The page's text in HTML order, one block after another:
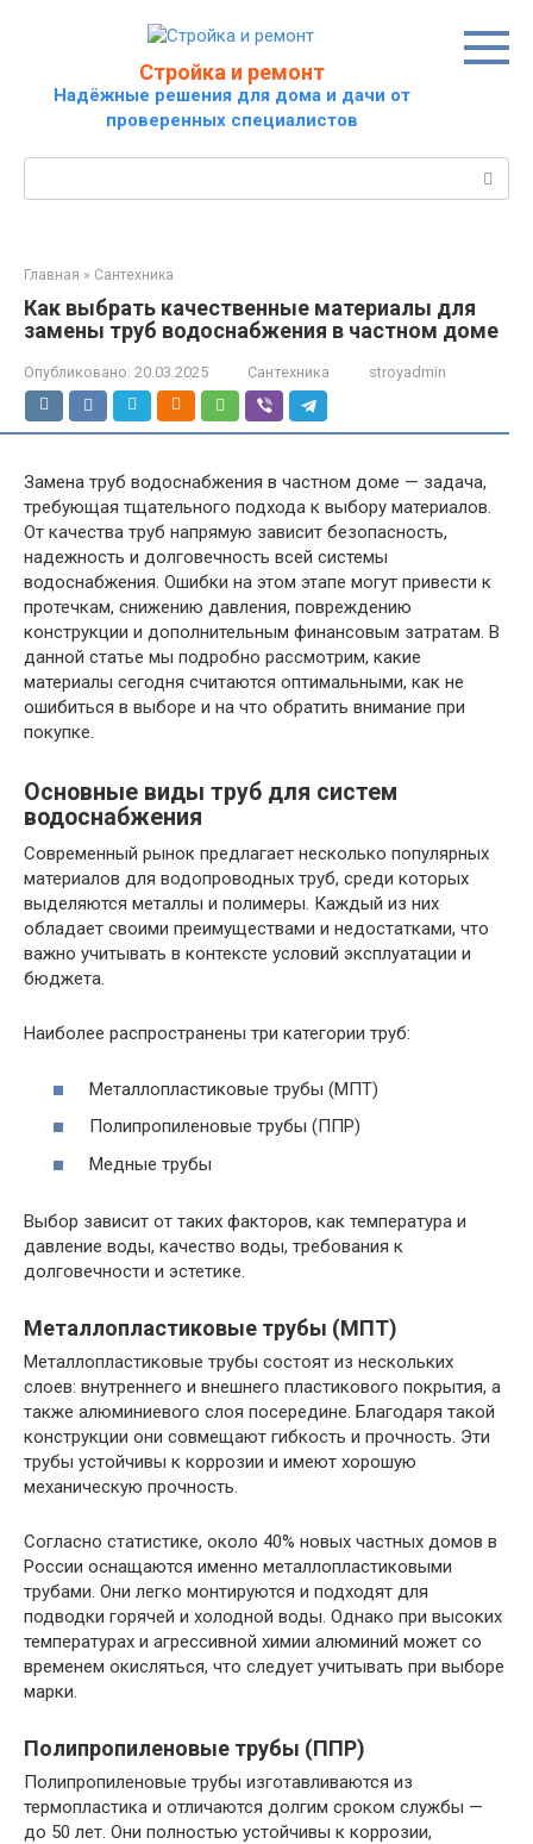
Стройка и ремонт
Надёжные решения для дома и дачи от
проверенных специалистов
Главная » Сантехника
Как выбрать качественные материалы для
замены труб водоснабжения в частном доме
Опубликовано: 20.03.2025 Сантехника stroyadmin
Замена труб водоснабжения в частном доме — задача,
требующая тщательного подхода к выбору материалов.
От качества труб напрямую зависит безопасность,
надежность и долговечность всей системы
водоснабжения. Ошибки на этом этапе могут привести к
протечкам, снижению давления, повреждению
конструкции и дополнительным финансовым затратам. В
данной статье мы подробно рассмотрим, какие
материалы сегодня считаются оптимальными, как не
ошибиться в выборе и на что обратить внимание при
покупке.
Основные виды труб для систем
водоснабжения
Современный рынок предлагает несколько популярных
материалов для водопроводных труб, среди которых
выделяются металлы и полимеры. Каждый из них
обладает своими преимуществами и недостатками, что
важно учитывать в контексте условий эксплуатации и
бюджета.
Наиболее распространены три категории труб:
Металлопластиковые трубы (МПТ)
Полипропиленовые трубы (ППР)
Медные трубы
Выбор зависит от таких факторов, как температура и
давление воды, качество воды, требования к
долговечности и эстетике.
Металлопластиковые трубы (МПТ)
Металлопластиковые трубы состоят из нескольких
слоев: внутреннего и внешнего пластикового покрытия, а
также алюминиевого слоя посередине. Благодаря такой
конструкции они совмещают гибкость и прочность. Эти
трубы устойчивы к коррозии и имеют хорошую
механическую прочность.
Согласно статистике, около 40% новых частных домов в
России оснащаются именно металлопластиковыми
трубами. Они легко монтируются и подходят для
подводки горячей и холодной воды. Однако при высоких
температурах и агрессивной химии алюминий может со
временем окисляться, что следует учитывать при выборе
марки.
Полипропиленовые трубы (ППР)
Полипропиленовые трубы изготавливаются из
термопластика и отличаются долгим сроком службы —
до 50 лет. Они полностью устойчивы к коррозии,